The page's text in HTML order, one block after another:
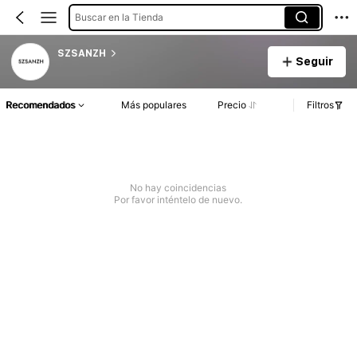
Buscar en la Tienda
SZSANZH
Seguir
Recomendados Más populares Precio Filtros
No hay coincidencias
Por favor inténtelo de nuevo.